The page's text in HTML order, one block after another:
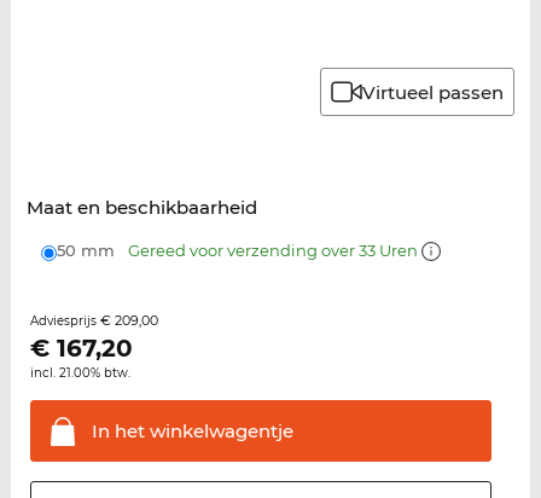
Virtueel passen
Maat en beschikbaarheid
50 mm Gereed voor verzending over 33 Uren
Adviesprijs € 209,00
€ 167,20
incl. 21.00% btw.
In hetwinkelwagentje